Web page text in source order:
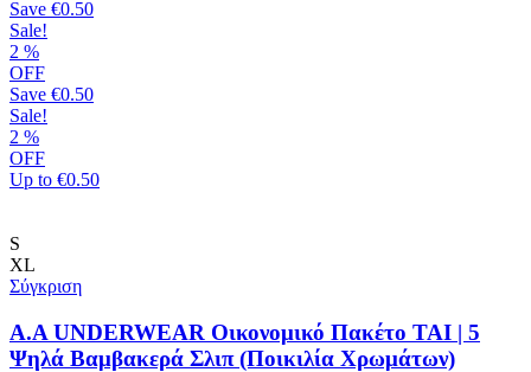
παραλλαγές.
να
του
Save €0.50
Sale!
2 %
OFF
Save €0.50
Sale!
2 %
OFF
Up to €0.50
S
XL
Σύγκριση
A.A UNDERWEAR Οικονομικό Πακέτο TAI | 5
Ψηλά Βαμβακερά Σλιπ (Ποικιλία Χρωμάτων)